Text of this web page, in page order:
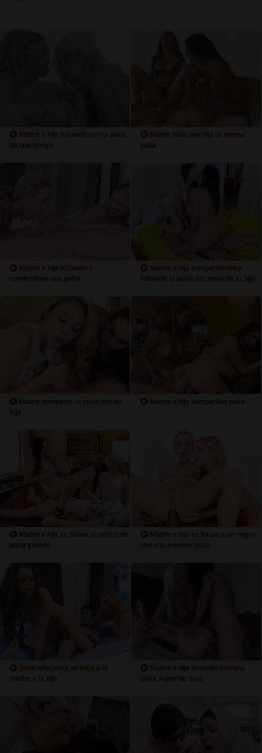
Madre e hija follando con la polla
de una amiga
Madre folla con hija la misma
polla
Madre e hija follando y
comiendose una polla
Madre e hija compartiendo y
follando la polla del novio de la hija
Madre comparte la polla con su
hija
Madre e hija comparten polla.
Madre e hija se follan al vecino de
polla grande
Madre e hija se follan a un negro
con una enorme polla
Jordi niño polla se folla a la
madre y la hija
Madre e hija follando con una
polla super de dura